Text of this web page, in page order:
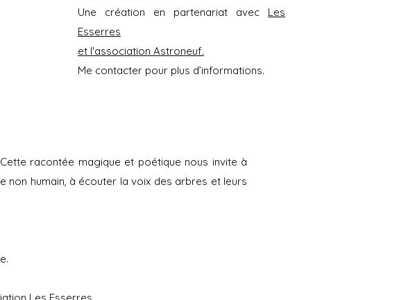
Une création en partenariat avec Les
Esserres
et l'association Astroneuf.
Me contacter pour plus d’informations.
racontée magique et poétique nous invite à
non humain, à écouter la voix des arbres et leurs